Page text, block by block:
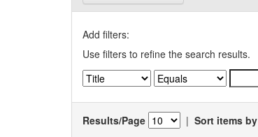
Add filters:
Use filters to refine the search results.
Results/Page | Sort items by